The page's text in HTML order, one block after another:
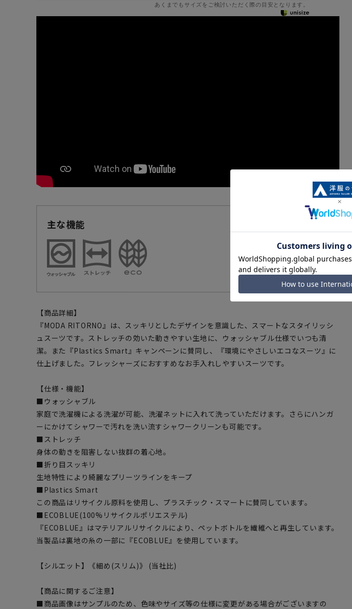
あくまでもサイズをご検討いただく際の目安となります。
主な機能
【商品詳細】
『MODA RITORNO』は、スッキリとしたデザインを意識した、スマートなスタイリッシ
ュスーツです。ストレッチの効いた動きやすい生地に、ウォッシャブル仕様でいつも清
潔。また『Plastics Smart』キャンペーンに賛同し、『環境にやさしいエコなスーツ』に
仕上げました。フレッシャーズにおすすめなお手入れしやすいスーツです。
【仕様・機能】
■ウォッシャブル
家庭で洗濯機による洗濯が可能、洗濯ネットに入れて洗っていただけます。さらにハンガ
ーにかけてシャワーで汚れを洗い流すシャワークリーンも可能です。
■ストレッチ
身体の動きを阻害しない抜群の着心地。
■折り目スッキリ
生地特性により綺麗なプリーツラインをキープ
■Plastics Smart
この商品はリサイクル原料を使用し、プラスチック・スマートに賛同しています。
■ECOBLUE(100%リサイクルポリエステル)
『ECOBLUE』はマテリアルリサイクルにより、ペットボトルを繊維へと再生しています。
当製品は裏地の糸の一部に『ECOBLUE』を使用しています。
【シルエット】《細め(スリム)》 (当社比)
【商品に関するご注意】
■商品画像はサンプルのため、色味やサイズ等の仕様に変更がある場合がございますの